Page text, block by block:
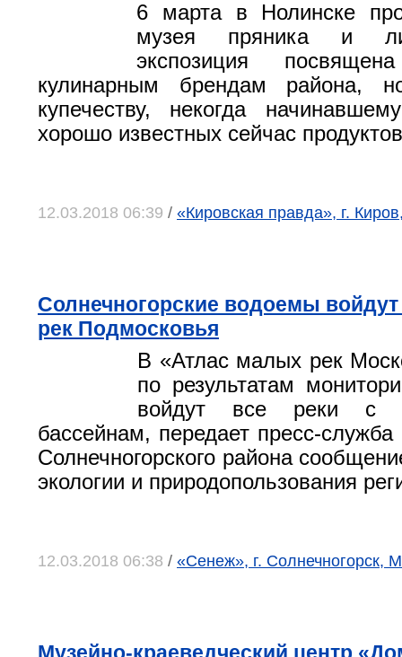
6 марта в Нолинске
музея пряника и
экспозиция
кулинарным брендам района,
купечеству, некогда
хорошо известных сейчас
12.03.2018 06:39 / «Кировская правда», г.
Солнечногорские водоемы
рек Подмосковья
В «Атлас малых рек
по результатам
войдут все реки с
бассейнам, передает пресс-
Солнечногорского района
экологии и природопользования
12.03.2018 06:38 / «Сенеж», г. Солнечногорск,